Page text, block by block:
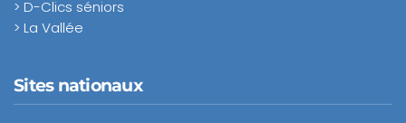
> D-Clics séniors
> La Vallée
Sites nationaux